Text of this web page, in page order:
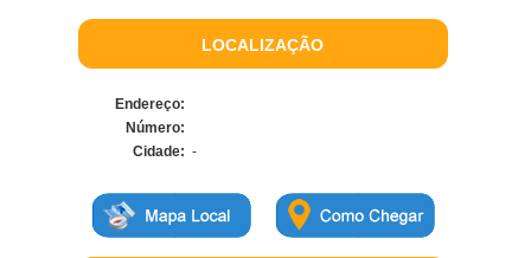
LOCALIZAÇÃO
Endereço:
Número:
Cidade: -